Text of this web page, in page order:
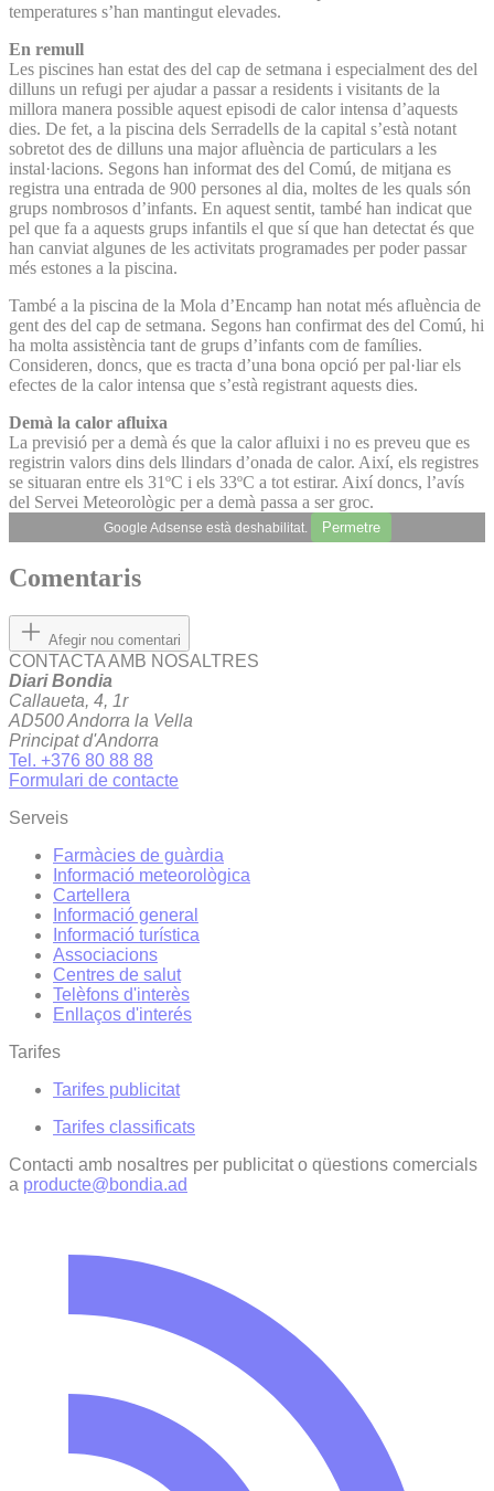
temperatures s’han mantingut elevades.
En remull
Les piscines han estat des del cap de setmana i especialment des del
dilluns un refugi per ajudar a passar a residents i visitants de la
millora manera possible aquest episodi de calor intensa d’aquests
dies. De fet, a la piscina dels Serradells de la capital s’està notant
sobretot des de dilluns una major afluència de particulars a les
instal·lacions. Segons han informat des del Comú, de mitjana es
registra una entrada de 900 persones al dia, moltes de les quals són
grups nombrosos d’infants. En aquest sentit, també han indicat que
pel que fa a aquests grups infantils el que sí que han detectat és que
han canviat algunes de les activitats programades per poder passar
més estones a la piscina.
També a la piscina de la Mola d’Encamp han notat més afluència de
gent des del cap de setmana. Segons han confirmat des del Comú, hi
ha molta assistència tant de grups d’infants com de famílies.
Consideren, doncs, que es tracta d’una bona opció per pal·liar els
efectes de la calor intensa que s’està registrant aquests dies.
Demà la calor afluixa
La previsió per a demà és que la calor afluixi i no es preveu que es
registrin valors dins dels llindars d’onada de calor. Així, els registres
se situaran entre els 31ºC i els 33ºC a tot estirar. Així doncs, l’avís
del Servei Meteorològic per a demà passa a ser groc.
Google Adsense està deshabilitat. Permetre
Comentaris
Afegir nou comentari
CONTACTA AMB NOSALTRES
Diari Bondia
Callaueta, 4, 1r
AD500 Andorra la Vella
Principat d'Andorra
Tel. +376 80 88 88
Formulari de contacte
Serveis
Farmàcies de guàrdia
Informació meteorològica
Cartellera
Informació general
Informació turística
Associacions
Centres de salut
Telèfons d'interès
Enllaços d'interés
Tarifes
Tarifes publicitat
Tarifes classificats
Contacti amb nosaltres per publicitat o qüestions comercials
a producte@bondia.ad